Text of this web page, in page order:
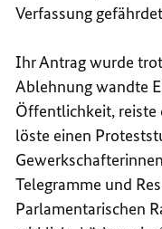
Verfassung
Ihr Antrag wurde
Ablehnung wandte
Öffentlichkeit, reiste
löste einen
Telegramme und
Parlamentarischen